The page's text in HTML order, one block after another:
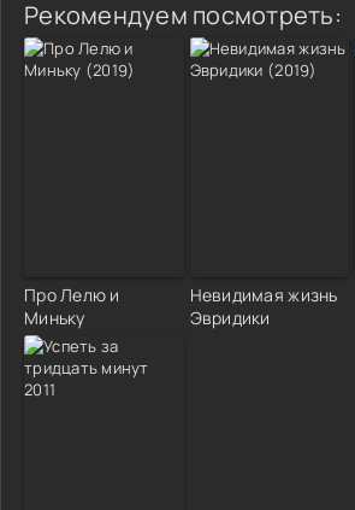
Рекомендуем посмотреть:
Про Лелю и
Миньку
Невидимая жизнь
Эвридики